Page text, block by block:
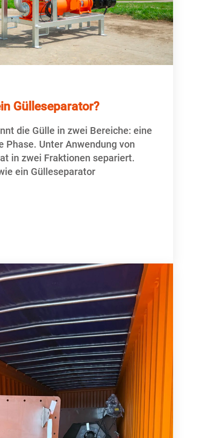
Gülleseparator?
die Gülle in zwei Bereiche: eine
Phase. Unter Anwendung von
in zwei Fraktionen separiert.
ein Gülleseparator